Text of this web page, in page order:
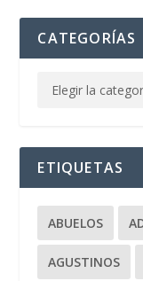
CATEGORÍAS
ETIQUETAS
ABUELOS
AGUSTINOS